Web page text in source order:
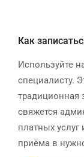
Как
Используйте
специалисту.
традиционная
свяжется
платных
приёма в